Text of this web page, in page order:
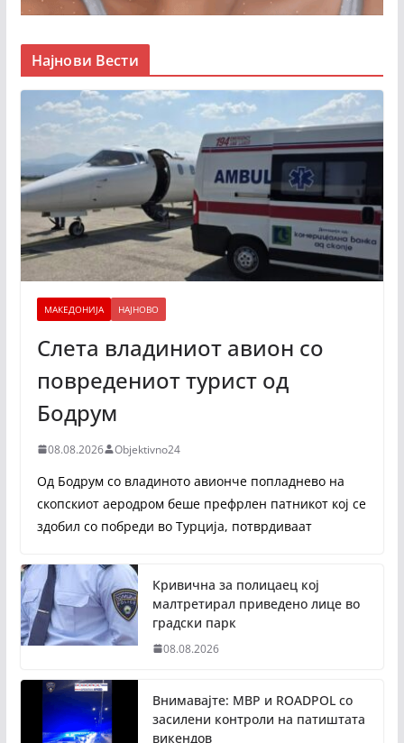
Најнови Вести
МАКЕДОНИЈА НАЈНОВО
Слета владиниот авион со
повредениот турист од
Бодрум
08.08.2026 Objektivno24
Од Бодрум со владиното авионче попладнево на
скопскиот аеродром беше префрлен патникот кој се
здобил со побреди во Турција, потврдиваат
Кривична за полицаец кој
малтретирал приведено лице во
градски парк
08.08.2026
Внимавајте: МВР и ROADPOL со
засилени контроли на патиштата
викендов